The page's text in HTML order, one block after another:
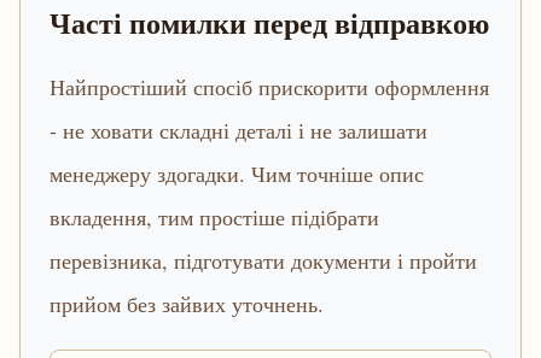
Часті помилки перед відправкою
Найпростіший спосіб прискорити оформлення
- не ховати складні деталі і не залишати
менеджеру здогадки. Чим точніше опис
вкладення, тим простіше підібрати
перевізника, підготувати документи і пройти
прийом без зайвих уточнень.